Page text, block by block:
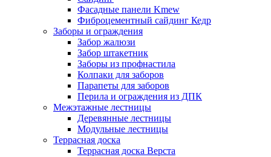
Фасадные панели Kmew
Фиброцементный сайдинг Кедр
Заборы и ограждения
Забор жалюзи
Забор штакетник
Заборы из профнастила
Колпаки для заборов
Парапеты для заборов
Перила и ограждения из ДПК
Межэтажные лестницы
Деревянные лестницы
Модульные лестницы
Террасная доска
Террасная доска Верста